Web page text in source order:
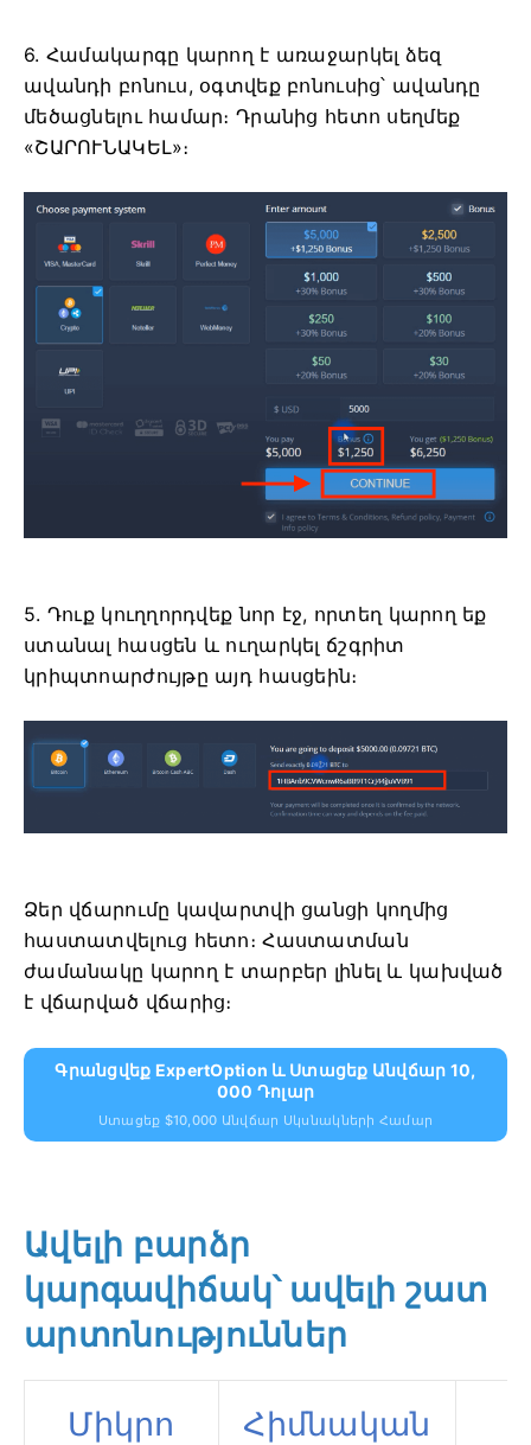
6. Համակարգը կարող է առաջարկել ձեզ
ավանդի բոնուս, օգտվեք բոնուսից՝ ավանդը
մեծացնելու համար։ Դրանից հետո սեղմեք
«ՇԱՐՈՒՆԱԿԵԼ»։
5. Դուք կուղղորդվեք նոր էջ, որտեղ կարող եք
ստանալ հասցեն և ուղարկել ճշգրիտ
կրիպտոարժույթը այդ հասցեին։
Ձեր վճարումը կավարտվի ցանցի կողմից
հաստատվելուց հետո։ Հաստատման
ժամանակը կարող է տարբեր լինել և կախված
է վճարված վճարից։
Գրանցվեք ExpertOption ԵՒ Ստացեք Անվճար 10,
000 Դոլար
Ստացեք $10,000 Անվճար Սկսնակների Համար
Ավելի բարձր
կարգավիճակ՝ ավելի շատ
արտոնություններ
Միկրո Հիմնական